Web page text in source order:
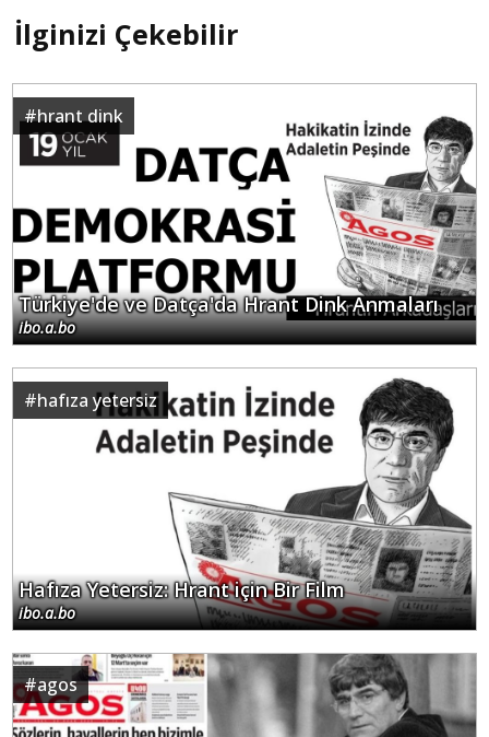
İlginizi Çekebilir
#hrant dink
Türkiye'de ve Datça'da Hrant Dink Anmaları
ibo.a.bo
#hafıza yetersiz
Hafıza Yetersiz: Hrant için Bir Film
ibo.a.bo
#agos